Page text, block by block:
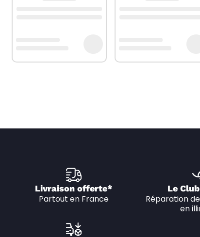
Livraison offerte*
Partout en France
Le
Réparation
en